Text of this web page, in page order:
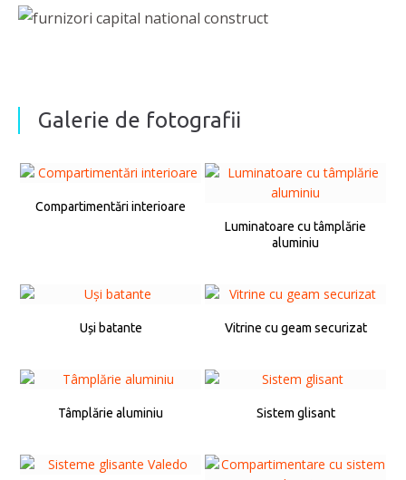
Galerie de fotografii
Compartimentări interioare
Luminatoare cu tâmplărie
aluminiu
Uși batante Vitrine cu geam securizat
Tâmplărie aluminiu Sistem glisant